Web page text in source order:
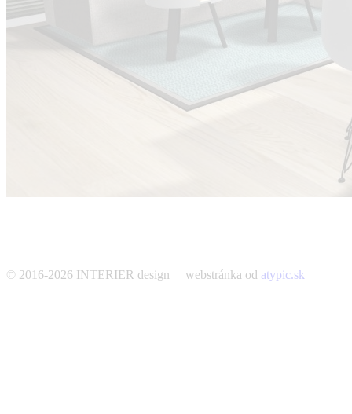
© 2016-2026 INTERIER design webstránka od atypic.sk